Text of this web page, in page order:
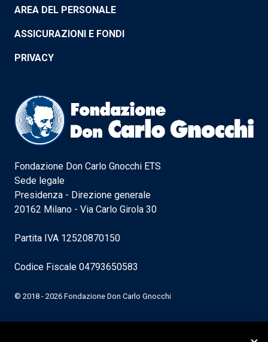
AREA DEL PERSONALE
ASSICURAZIONI E FONDI
PRIVACY
Fondazione Don Carlo Gnocchi ETS
Sede legale
Presidenza - Direzione generale
20162 Milano - Via Carlo Girola 30
Partita IVA 12520870150
Codice Fiscale 04793650583
© 2018 - 2026 Fondazione Don Carlo Gnocchi